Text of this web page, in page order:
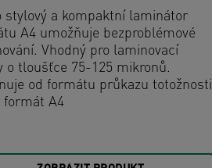
stylový a kompaktní laminátor
A4 umožňuje bezproblémové
Vhodný pro laminovací
o tloušťce 75-125 mikronů.
od formátu průkazu totožnosti
formát A4